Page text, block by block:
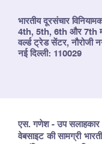
भारतीय दूरसंचार
4th, 5th, 6th और 7th
वर्ल्ड ट्रेड सेंटर, नौरोजी
नई दिल्ली: 110029
एस. गणेश - उप सलाहकार
वेबसाइट की सामग्री